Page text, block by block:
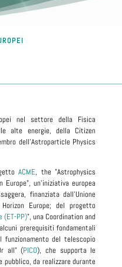
nel settore della Fisica
alte energie, della Citizen
dell’Astroparticle Physics
ACME, the "Astrophysics
Europe", un'iniziativa europea
finanziata dall'Unione
Horizon Europe;del progetto
(ET-PP)”, una Coordination and
alcuni prerequisiti fondamentali
funzionamento del telescopio
all"(PICO), che supporta le
da realizzare durante